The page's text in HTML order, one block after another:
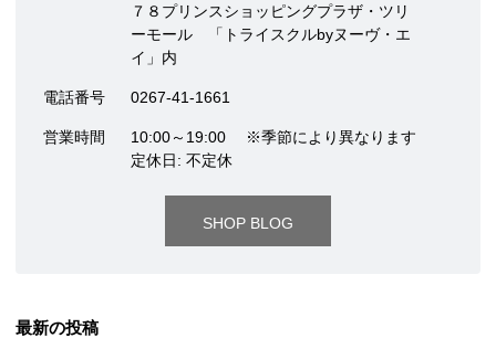
７８プリンスショッピングプラザ・ツリ
ーモール 「トライスクルbyヌーヴ・エ
イ」内
電話番号 0267-41-1661
営業時間
10:00～19:00 ※季節により異なります
定休日: 不定休
SHOP BLOG
最新の投稿